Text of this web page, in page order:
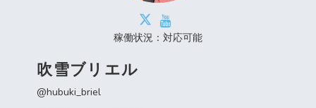
稼働状況：対応可能
吹雪ブリエル
@hubuki_briel